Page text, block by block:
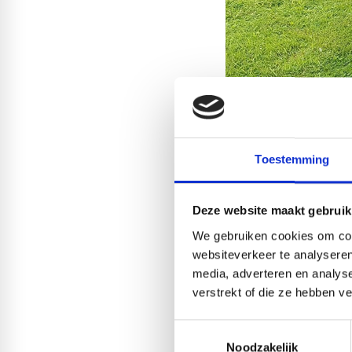
Toestemming
Deze website maakt
We gebruiken cookies om
websiteverkeer te
media, adverteren en
verstrekt of die ze hebben
Noodzakelijk
Er zijn verschillende
density polyethylene),
temperaturen en
PE: Een PE plaat,
een veelgebruikte
chemische
in de bouw, de
containers, bakken,
kunnen worden